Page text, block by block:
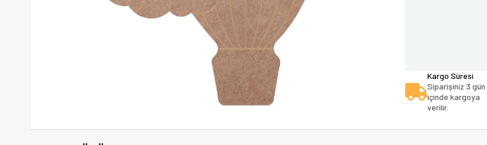
Kargo Süresi
Siparişiniz 3 gün
içinde kargoya
verilir.